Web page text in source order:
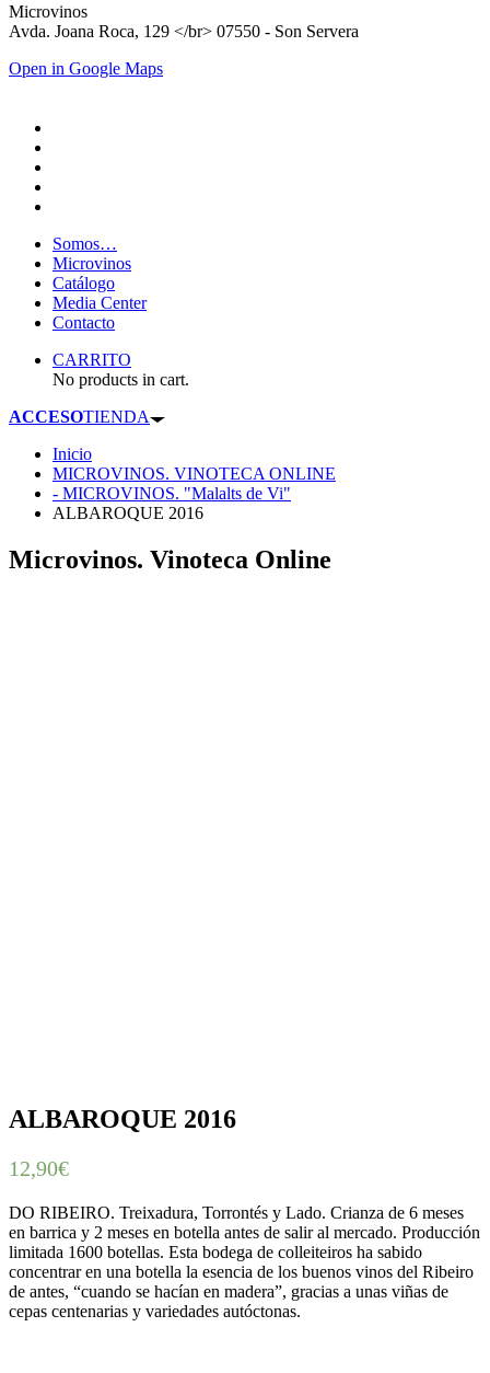
Microvinos
Avda. Joana Roca, 129 </br> 07550 - Son Servera
Open in Google Maps
Somos…
Microvinos
Catálogo
Media Center
Contacto
CARRITO
No products in cart.
ACCESOTIENDA
Inicio
MICROVINOS. VINOTECA ONLINE
- MICROVINOS. "Malalts de Vi"
ALBAROQUE 2016
Microvinos. Vinoteca Online
ALBAROQUE 2016
12,90€
DO RIBEIRO. Treixadura, Torrontés y Lado. Crianza de 6 meses
en barrica y 2 meses en botella antes de salir al mercado. Producción
limitada 1600 botellas. Esta bodega de colleiteiros ha sabido
concentrar en una botella la esencia de los buenos vinos del Ribeiro
de antes, “cuando se hacían en madera”, gracias a unas viñas de
cepas centenarias y variedades autóctonas.